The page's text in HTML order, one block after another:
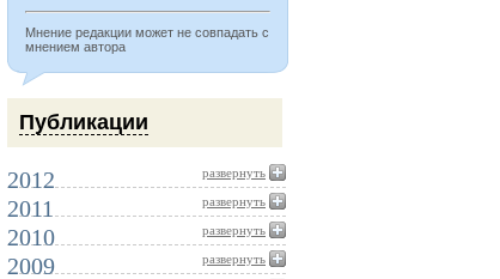
Мнение редакции может не совпадать с
мнением автора
Публикации
2012 развернуть
2011 развернуть
2010 развернуть
2009 развернуть